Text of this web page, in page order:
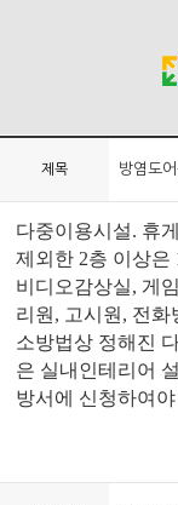
제목 방염도
다중이용시설. 휴게
제외한 2층 이상은
비디오감상실, 게
리원 , 고시원 , 전화
소방법상 정해진
은 실내인테리어
방서에 신청하여